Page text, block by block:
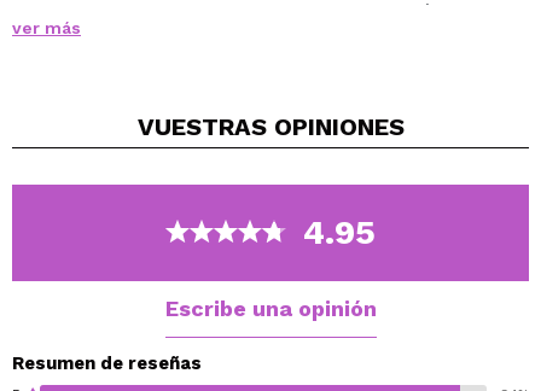
Sombras en godet súper pigmentadas, fáciles de
aplicar y difuminar, que te ayudará a crear looks de lo
sombras en godet de CORAZONA, entre las que
Solo tienes que elegir tus sombras favoritas para crear
la paleta de tus sueños.
paletas vacías magnéticas de la misma marca
Diámetro del godet 26mm.
ver más
VUESTRAS OPINIONES
4.95
Escribe una opinión
Resumen de reseñas